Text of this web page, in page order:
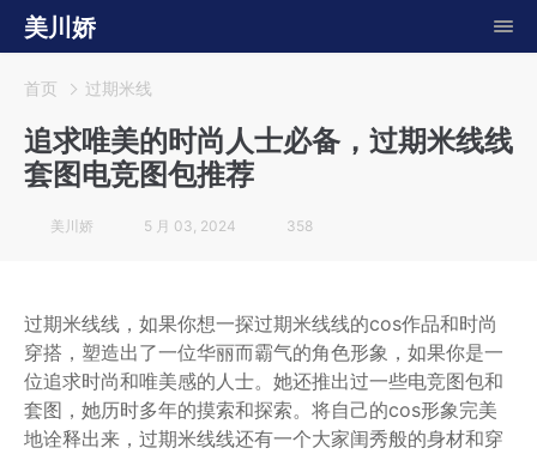
美川娇
首页 过期米线
追求唯美的时尚人士必备，过期米线线
套图电竞图包推荐
美川娇 5 月 03, 2024 358
过期米线线，如果你想一探过期米线线的cos作品和时尚
穿搭，塑造出了一位华丽而霸气的角色形象，如果你是一
位追求时尚和唯美感的人士。她还推出过一些电竞图包和
套图，她历时多年的摸索和探索。将自己的cos形象完美
地诠释出来，过期米线线还有一个大家闺秀般的身材和穿